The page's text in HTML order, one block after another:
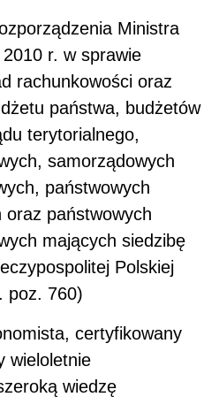
Ministra
r. w sprawie
rachunkowości oraz
państwa, budżetów
terytorialnego,
samorządowych
państwowych
państwowych
mających siedzibę
Polskiej
poz. 760)
certyfikowany
wieloletnie
wiedzę